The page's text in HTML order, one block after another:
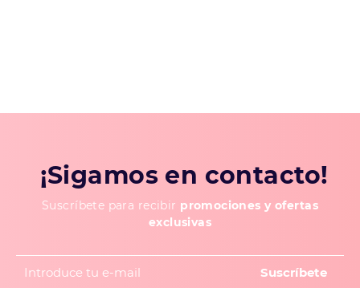
¡Sigamos en contacto!
Suscríbete para recibir promociones y ofertas
exclusivas